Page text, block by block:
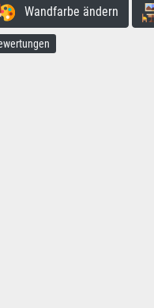
Wandfarbe ändern